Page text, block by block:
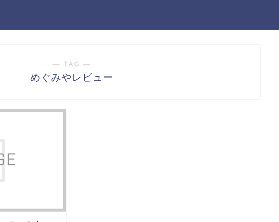
― TAG ―
めぐみやレビュー